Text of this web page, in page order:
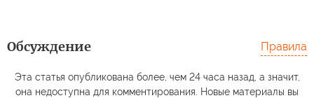
Обсуждение Правила
Эта статья опубликована более, чем 24 часа назад, а значит,
она недоступна для комментирования. Новые материалы вы